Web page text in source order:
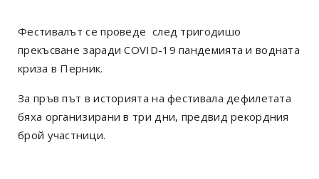
Фестивалът се проведе след тригодишо
прекъсване заради COVID-19 пандемията и водната
криза в Перник.
За пръв път в историята на фестивала дефилетата
бяха организирани в три дни, предвид рекордния
брой участници.